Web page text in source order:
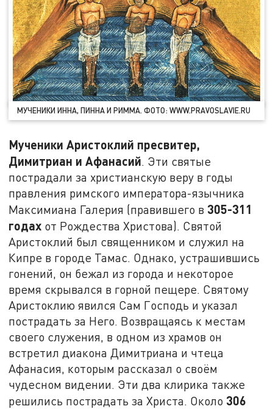
МУЧЕНИКИ ИННА, ПИННА И РИММА. ФОТО: WWW.PRAVOSLAVIE.RU
Мученики Аристоклий пресвитер,
Димитриан и Афанасий. Эти святые
пострадали за христианскую веру в годы
правления римского императора-язычника
Максимиана Галерия (правившего в 305-311
годах от Рождества Христова). Святой
Аристоклий был священником и служил на
Кипре в городе Тамас. Однако, устрашившись
гонений, он бежал из города и некоторое
время скрывался в горной пещере. Святому
Аристоклию явился Сам Господь и указал
пострадать за Него. Возвращаясь к местам
своего служения, в одном из храмов он
встретил диакона Димитриана и чтеца
Афанасия, которым рассказал о своём
чудесном видении. Эти два клирика также
решились пострадать за Христа. Около 306